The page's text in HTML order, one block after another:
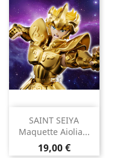
SAINT SEIYA
Maquette Aiolia...
Prix
19,00 €